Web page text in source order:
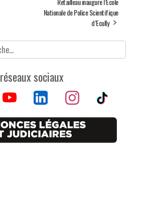
Nationale de Police Scientifique
d’Ecully
réseaux sociaux